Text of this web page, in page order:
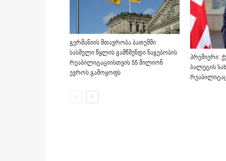
გერმანიის მთავრობა ბათუმში
სასმელი წყლის გამწმენდი ნაგებობის
რეაბილიტაციისთვის 55 მილიონ
ევროს გამოყოფს
პრემიერი:
ბალეტის